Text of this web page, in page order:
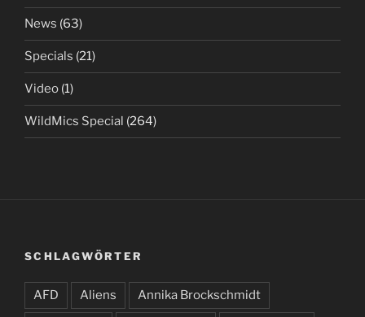
News (63)
Specials (21)
Video (1)
WildMics Special (264)
SCHLAGWÖRTER
AFD Aliens Annika Brockschmidt